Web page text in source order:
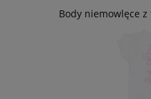
Body niemowlęce z